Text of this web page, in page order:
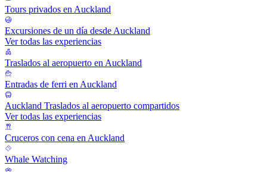
Tours privados en Auckland
Excursiones de un día desde Auckland
Ver todas las experiencias
Traslados al aeropuerto en Auckland
Entradas de ferri en Auckland
Auckland Traslados al aeropuerto compartidos
Ver todas las experiencias
Cruceros con cena en Auckland
Whale Watching